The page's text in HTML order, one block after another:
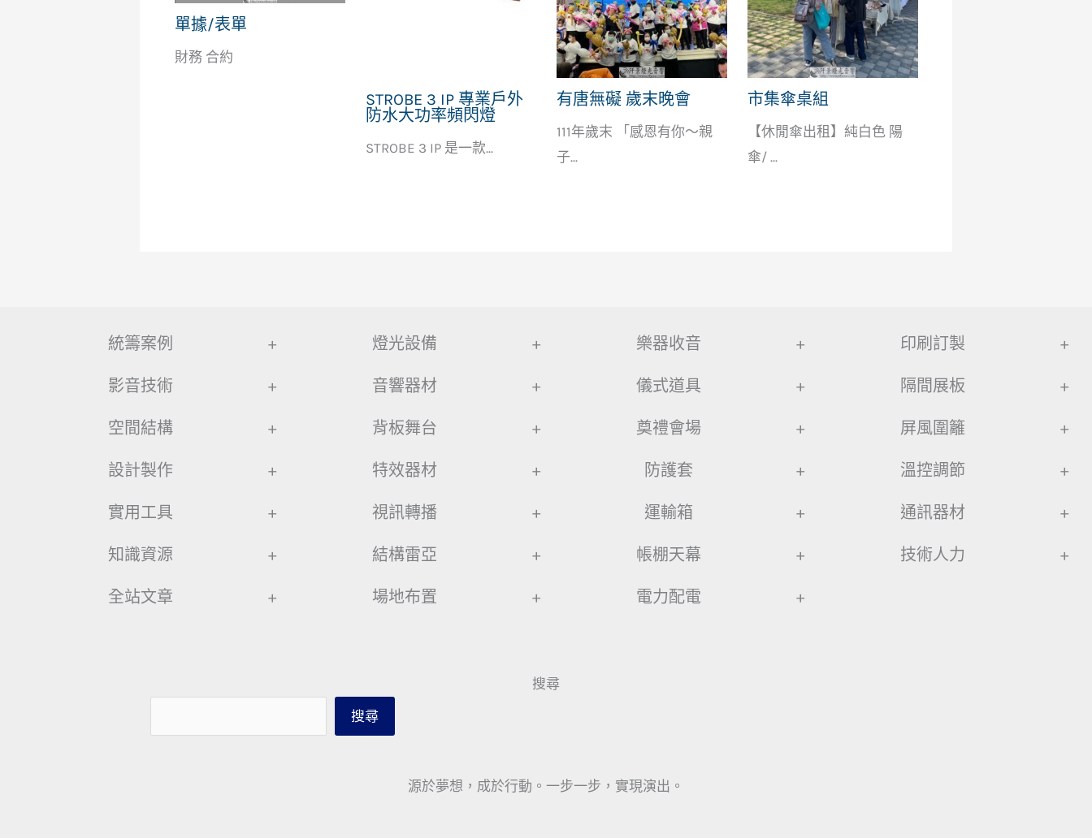
單據/表單
財務 合約
STROBE 3 IP 專業戶外
防水大功率頻閃燈
STROBE 3 IP 是一款...
有唐無礙 歲末晚會
111年歲末 「感恩有你～親
子...
市集傘桌組
【休閒傘出租】純白色 陽
傘/ ...
統籌案例 +
影音技術 +
空間結構 +
設計製作 +
實用工具 +
知識資源 +
全站文章 +
燈光設備 +
音響器材 +
背板舞台 +
特效器材 +
視訊轉播 +
結構雷亞 +
場地布置 +
樂器收音 +
儀式道具 +
奠禮會場 +
防護套 +
運輸箱 +
帳棚天幕 +
電力配電 +
印刷訂製 +
隔間展板 +
屏風圍籬 +
溫控調節 +
通訊器材 +
技術人力 +
搜尋
搜尋
源於夢想，成於行動。一步一步，實現演出。